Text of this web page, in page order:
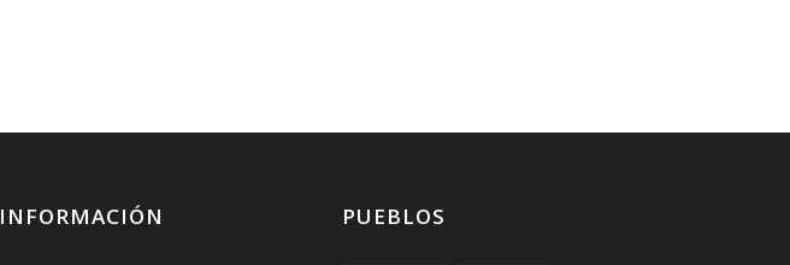
INFORMACIÓN PUEBLOS